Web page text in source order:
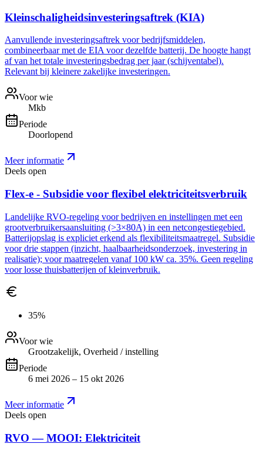
Kleinschaligheidsinvesteringsaftrek (KIA)
Aanvullende investeringsaftrek voor bedrijfsmiddelen,
combineerbaar met de EIA voor dezelfde batterij. De hoogte hangt
af van het totale investeringsbedrag per jaar (schijventabel).
Relevant bij kleinere zakelijke investeringen.
Voor wie
Mkb
Periode
Doorlopend
Meer informatie
Deels open
Flex-e - Subsidie voor flexibel elektriciteitsverbruik
Landelijke RVO-regeling voor bedrijven en instellingen met een
grootverbruikersaansluiting (>3×80A) in een netcongestiegebied.
Batterijopslag is expliciet erkend als flexibiliteitsmaatregel. Subsidie
voor drie stappen (inzicht, haalbaarheidsonderzoek, investering in
realisatie); voor maatregelen vanaf 100 kW ca. 35%. Geen regeling
voor losse thuisbatterijen of kleinverbruik.
35%
Voor wie
Grootzakelijk, Overheid / instelling
Periode
6 mei 2026 – 15 okt 2026
Meer informatie
Deels open
RVO — MOOI: Elektriciteit